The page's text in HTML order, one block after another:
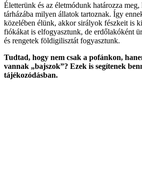
Életterünk és az életmódunk határozza
tárházába milyen állatok tartoznak. Így
közelében élünk, akkor sirályok fészkeit is
fiókákat is elfogyasztunk, de erdőlakóként
és rengetek földigilisztát fogyasztunk.
Tudtad, hogy nem csak a pofánkon,
vannak „bajszok”? Ezek is segítenek
tájékozódásban.